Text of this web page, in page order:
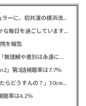
小栗旬 「LOST10」で5年ぶり民放ドラマレギュラーに、初共演の横浜流星とバディ役「もう最高です」
【祝】山本舞香 第1子出産を発表「家族で穏やかな毎日を過ごしています」、夫はマイファスHiro
を報告
元フジ渡邊渚アナ PTSD公表への思いを明かす「無理解や差別は永遠に変わらない」「同じ病気になったことのない人間にはわからない」
」第3話視聴率は7.7％
田中みな実、“背中ぱっくり”ドレス披露も「こけたらどうすんの？」10cm超ヒールに心配の声寄せられる
聴率は4.2％